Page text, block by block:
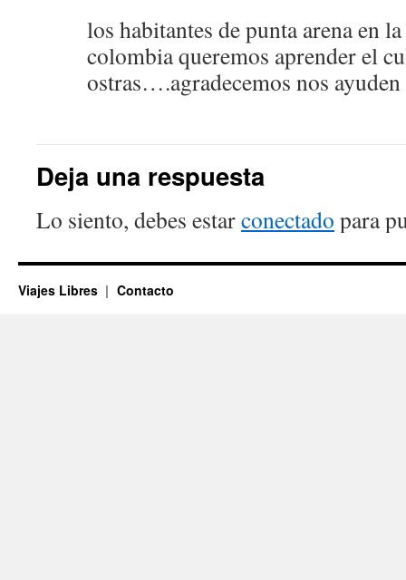
los habitantes de punta arena en
colombia queremos aprender el
ostras….agradecemos nos ayuden
Deja una respuesta
Lo siento, debes estarconectado para
Viajes Libres Contacto